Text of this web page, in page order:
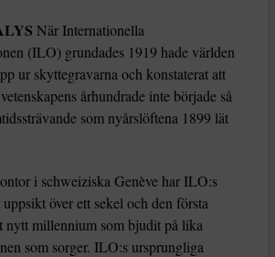
När Internationella
(ILO) grundades 1919 hade världen
ur skyttegravarna och konstaterat att
århundrade inte började så
som nyårslöftena 1899 lät
i schweiziska Genève har ILO:s
över ett sekel och den första
nytt millennium som bjudit på lika
som sorger. ILO:s ursprungliga